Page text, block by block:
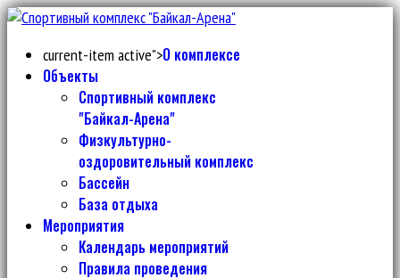
current-item active">О комплексе
Объекты
Спортивный комплекс
"Байкал-Арена"
Физкультурно-
оздоровительный комплекс
Бассейн
База отдыха
Мероприятия
Календарь мероприятий
Правила проведения